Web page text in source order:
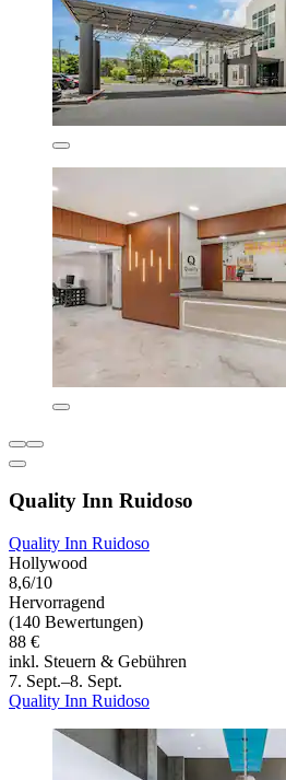
Quality Inn Ruidoso
Quality Inn Ruidoso
Hollywood
8,6/10
Hervorragend
(140 Bewertungen)
88 €
inkl. Steuern & Gebühren
7. Sept.–8. Sept.
Quality Inn Ruidoso